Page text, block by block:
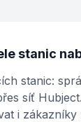
stanic
stanic:
síť
i